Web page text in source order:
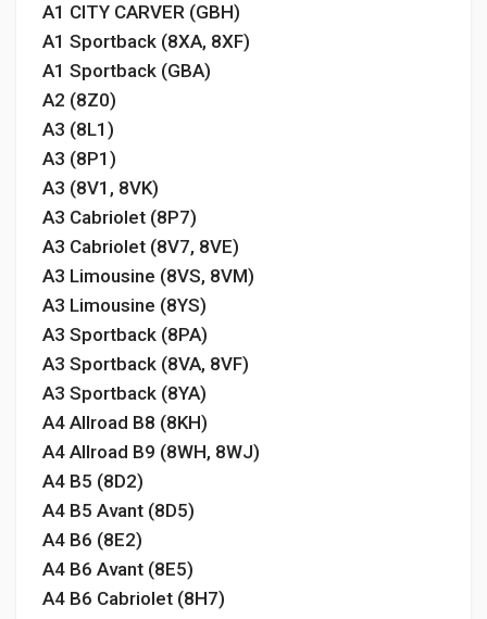
A1 CITY CARVER (GBH)
A1 Sportback (8XA, 8XF)
A1 Sportback (GBA)
A2 (8Z0)
A3 (8L1)
A3 (8P1)
A3 (8V1, 8VK)
A3 Cabriolet (8P7)
A3 Cabriolet (8V7, 8VE)
A3 Limousine (8VS, 8VM)
A3 Limousine (8YS)
A3 Sportback (8PA)
A3 Sportback (8VA, 8VF)
A3 Sportback (8YA)
A4 Allroad B8 (8KH)
A4 Allroad B9 (8WH, 8WJ)
A4 B5 (8D2)
A4 B5 Avant (8D5)
A4 B6 (8E2)
A4 B6 Avant (8E5)
A4 B6 Cabriolet (8H7)